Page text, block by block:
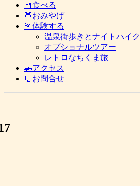
🍴食べる
🍑おみやげ
🏃体験する
温泉街歩きとナイトハイク
オプショナルツアー
レトロなちくま旅
🚗アクセス
📃お問合せ